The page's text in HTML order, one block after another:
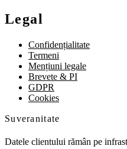
Legal
Confidențialitate
Termeni
Mențiuni legale
Brevete & PI
GDPR
Cookies
Suveranitate
Datele clientului rămân pe